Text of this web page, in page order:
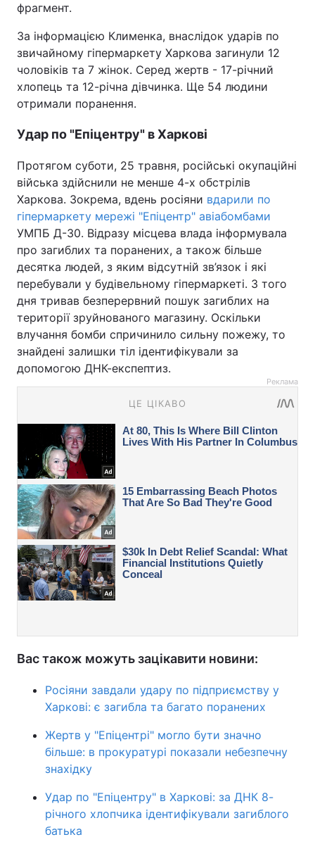
фрагмент.
За інформацією Клименка, внаслідок ударів по
звичайному гіпермаркету Харкова загинули 12
чоловіків та 7 жінок. Серед жертв - 17-річний
хлопець та 12-річна дівчинка. Ще 54 людини
отримали поранення.
Удар по "Епіцентру" в Харкові
Протягом суботи, 25 травня, російські окупаційні
війська здійснили не менше 4-х обстрілів
Харкова. Зокрема, вдень росіяни вдарили по
гіпермаркету мережі "Епіцентр" авіабомбами
УМПБ Д-30. Відразу місцева влада інформувала
про загиблих та поранених, а також більше
десятка людей, з яким відсутній зв’язок і які
перебували у будівельному гіпермаркеті. З того
дня тривав безперервний пошук загиблих на
території зруйнованого магазину. Оскільки
влучання бомби спричинило сильну пожежу, то
знайдені залишки тіл ідентифікували за
допомогою ДНК-експептиз.
Реклама
Вас також можуть зацікавити новини:
Росіяни завдали удару по підприємству у
Харкові: є загибла та багато поранених
Жертв у "Епіцентрі" могло бути значно
більше: в прокуратурі показали небезпечну
знахідку
Удар по "Епіцентру" в Харкові: за ДНК 8-
річного хлопчика ідентифікували загиблого
батька